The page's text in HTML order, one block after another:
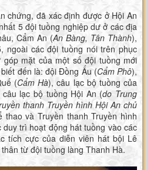
đã xác định được ở Hội An
5 đội tuồng nghiệp dư ở các địa
Cẩm An (An Bàng, Tân Thành),
ngoài các đội tuồng nói trên phục
mặt của một số đội tuồng mới
đến là: đội Đồng Ấu (Cẩm Phô),
(Cẩm Hà), câu lạc bộ tuồng của
câu lạc bộ tuồng Hội An (do Trung
thanh Truyền hình Hội An chủ
thao và Truyền thanh Truyền hình
trì hoạt động hát tuồng vào các
tích cực của diễn viên hát bội Lê
từ đội tuồng làng Thanh Hà.